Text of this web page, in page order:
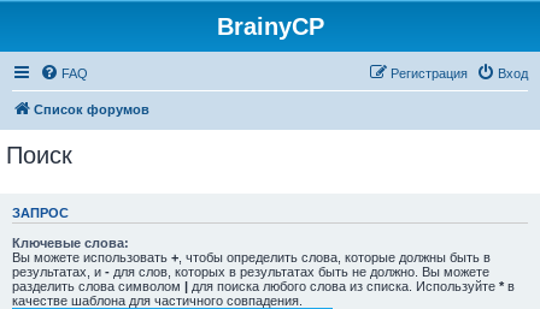
BrainyCP
FAQ Вход
Регистрация
Список форумов
Поиск
ЗАПРОС
Ключевые слова:
Вы можете использовать + , чтобы определить слова, которые должны быть в
результатах, и - для слов, которых в результатах быть не должно. Вы можете
разделить слова символом | для поиска любого слова из списка. Используйте * в
качестве шаблона для частичного совпадения.